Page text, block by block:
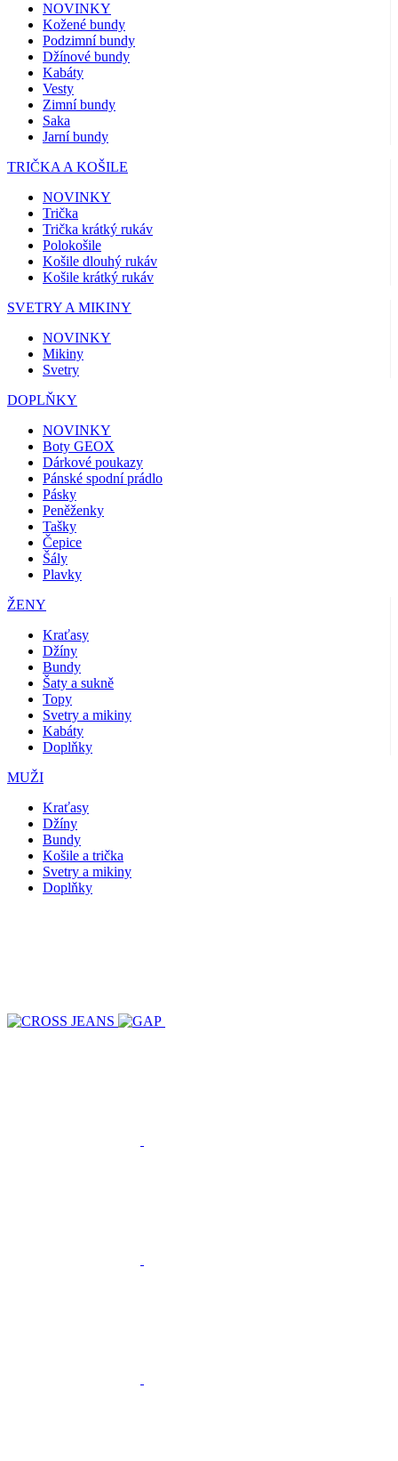
NOVINKY
Kožené bundy
Podzimní bundy
Džínové bundy
Kabáty
Vesty
Zimní bundy
Saka
Jarní bundy
TRIČKA A KOŠILE
NOVINKY
Trička
Trička krátký rukáv
Polokošile
Košile dlouhý rukáv
Košile krátký rukáv
SVETRY A MIKINY
NOVINKY
Mikiny
Svetry
DOPLŇKY
NOVINKY
Boty GEOX
Dárkové poukazy
Pánské spodní prádlo
Pásky
Peněženky
Tašky
Čepice
Šály
Plavky
ŽENY
Kraťasy
Džíny
Bundy
Šaty a sukně
Topy
Svetry a mikiny
Kabáty
Doplňky
MUŽI
Kraťasy
Džíny
Bundy
Košile a trička
Svetry a mikiny
Doplňky